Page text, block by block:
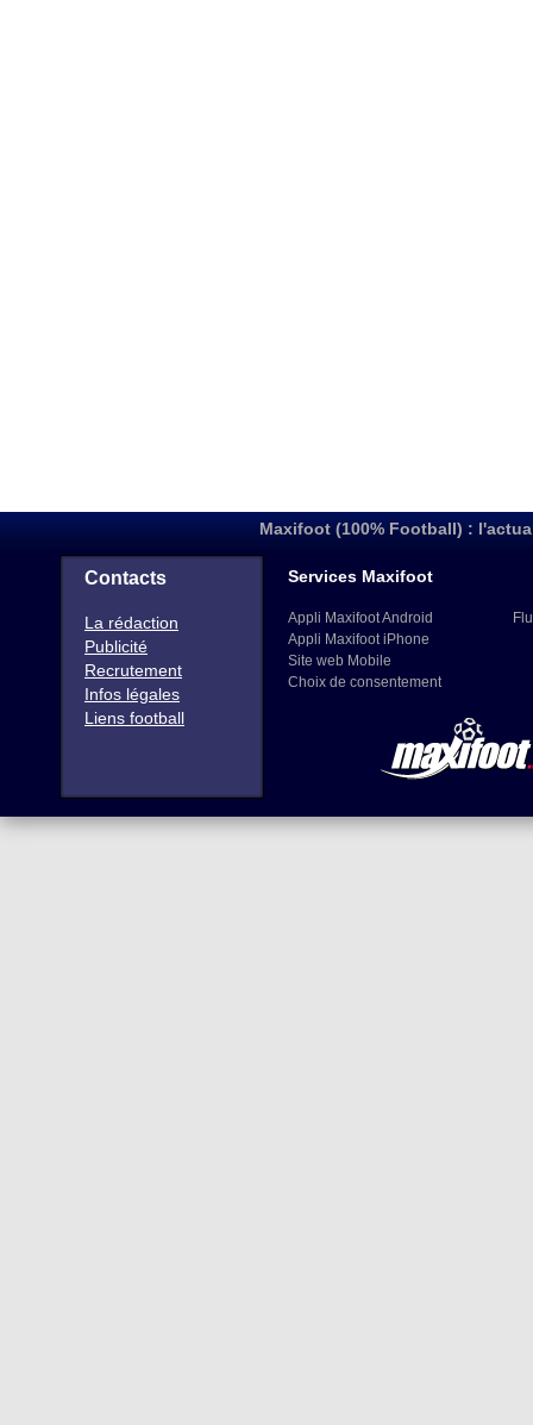
Maxifoot (100% Football) :
Contacts
La rédaction
Publicité
Recrutement
Infos légales
Liens football
Services Maxifoot
Appli Maxifoot Android
Appli Maxifoot iPhone
Site web Mobile
Choix de consentement